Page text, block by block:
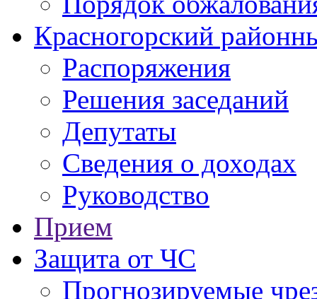
Красногорский
Распоряжения
Решения заседаний
Депутаты
Сведения о доходах
Руководство
Прием
Защита от ЧС
Прогнозируемые